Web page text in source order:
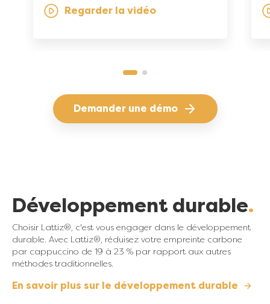
Regarder la vidéo
Demander une démo
Développement durable
Choisir Lattiz®, c'est vous engager dans le développement
durable. Avec Lattiz®, réduisez votre empreinte carbone
par cappuccino de 19 à 23 % par rapport aux autres
méthodes traditionnelles.
En savoir plus sur le développement durable